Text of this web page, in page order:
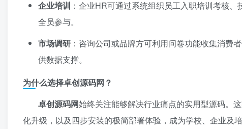
企业培训 ：企业HR可通过系统组织员工入职培训考核
全员参与。
市场调研 ：咨询公司或品牌方可利用问卷功能收集消费
供数据支撑。
为什么选择卓创源码网？
卓创源码网始终关注能够解决行业痛点的实用型源码。
化升级，以及四步安装的极简部署体验，成为学校、企业及